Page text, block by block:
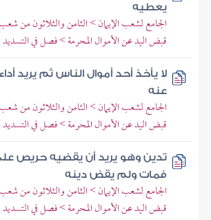
يعطيه
الجامع لشعب الإيمان > الثامن والثلاثون من
قبض اليد عن الأموال المحرمة > فصل في التسديد
لا يأخذ أحد أموال الناس ثم يريد
عنه
الجامع لشعب الإيمان > الثامن والثلاثون من
قبض اليد عن الأموال المحرمة > فصل في التسديد
تدين وهو يريد أن يقضيه حريص
فمات ولم يقض دينه
الجامع لشعب الإيمان > الثامن والثلاثون من
قبض اليد عن الأموال المحرمة > فصل في التسديد